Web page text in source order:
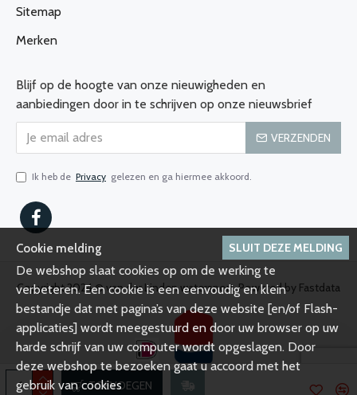
TOEVOEGEN
Sitemap
Merken
Blijf op de hoogte van onze nieuwigheden en
aanbiedingen door in te schrijven op onze nieuwsbrief
VERZENDEN
Ik heb de Privacy gelezen en ga hiermee akkoord.
Copyright 2024 © van der Linden watersport, Powered by Fastdata
SLUIT DEZE MELDING
Cookie melding
De webshop slaat cookies op om de werking te
verbeteren. Een cookie is een eenvoudig en klein
bestandje dat met pagina’s van deze website [en/of Flash-
applicaties] wordt meegestuurd en door uw browser op uw
harde schrijf van uw computer wordt opgeslagen. Door
deze webshop te bezoeken gaat u accoord met het
gebruik van cookies